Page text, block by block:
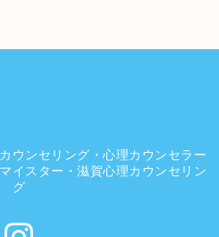
ウンセリング・心理カウンセラー
イスター・滋賀心理カウンセリン
グ